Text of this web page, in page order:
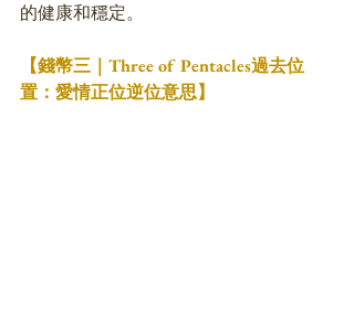
的健康和穩定。
【錢幣三｜Three of Pentacles過去位
置：愛情正位逆位意思】